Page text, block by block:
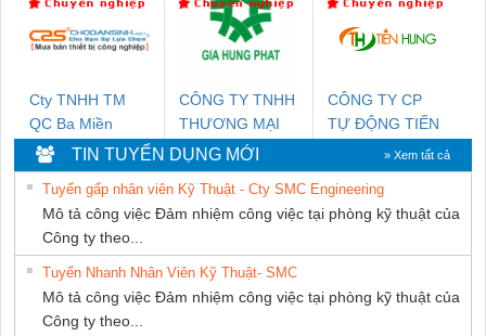
NAM
NAM
Cty TNHH TM
QC Ba Miền
CÔNG TY TNHH
THƯƠNG MẠI
DỊCH VỤ KỸ
THUẬT ĐIỆN CƠ
GIA HƯNG
PHÁT
CÔNG TY CP
TỰ ĐỘNG TIẾN
TIN TUYỂN DỤNG MỚI » Xem tất cả
Tuyển gấp nhân viên Kỹ Thuật - Cty SMC Engineering
Mô tả công việc Đảm nhiệm công việc tại phòng kỹ thuật của
Công ty theo...
Tuyển Nhanh Nhân Viên Kỹ Thuật- SMC
Mô tả công việc Đảm nhiệm công việc tại phòng kỹ thuật của
Công ty theo...